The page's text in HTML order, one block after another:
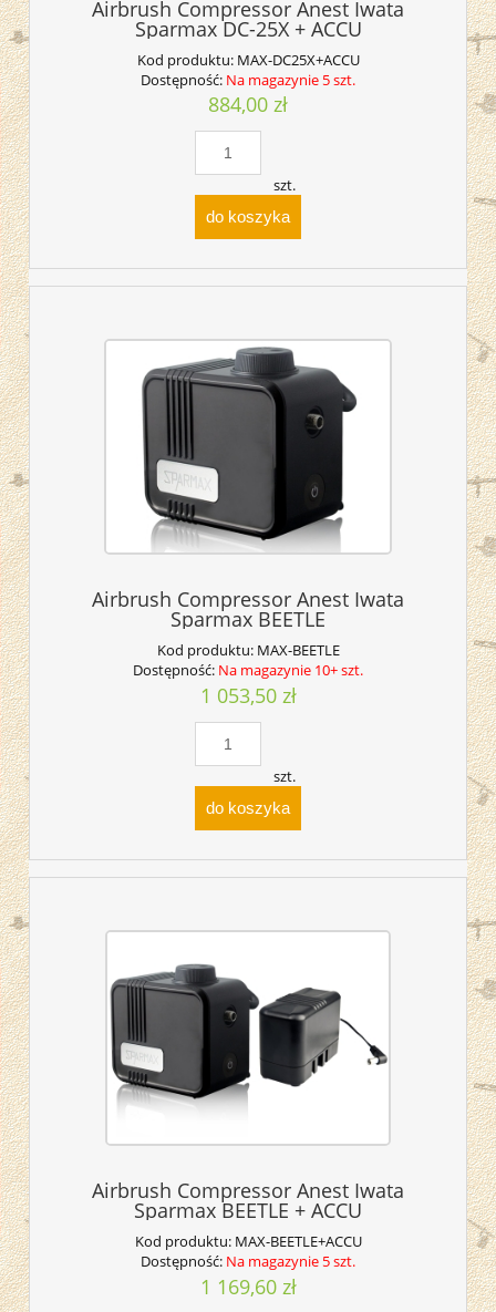
Airbrush Compressor Anest Iwata
Sparmax DC-25X + ACCU
Kod produktu: MAX-DC25X+ACCU
Dostępność: Na magazynie 5 szt.
884,00 zł
szt.
do koszyka
Airbrush Compressor Anest Iwata
Sparmax BEETLE
Kod produktu: MAX-BEETLE
Dostępność: Na magazynie 10+ szt.
1 053,50 zł
szt.
do koszyka
Airbrush Compressor Anest Iwata
Sparmax BEETLE + ACCU
Kod produktu: MAX-BEETLE+ACCU
Dostępność: Na magazynie 5 szt.
1 169,60 zł